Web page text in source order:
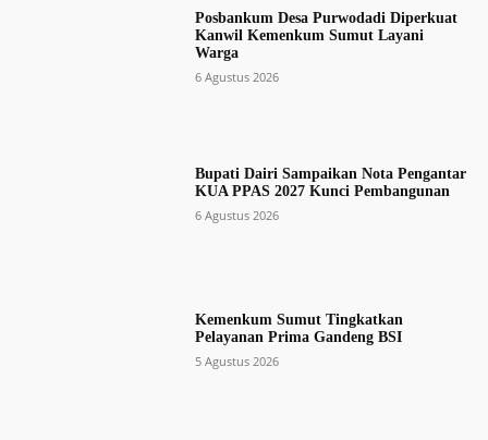
Posbankum Desa Purwodadi Diperkuat
Kanwil Kemenkum Sumut Layani
Warga
6 Agustus 2026
Bupati Dairi Sampaikan Nota Pengantar
KUA PPAS 2027 Kunci Pembangunan
6 Agustus 2026
Kemenkum Sumut Tingkatkan
Pelayanan Prima Gandeng BSI
5 Agustus 2026